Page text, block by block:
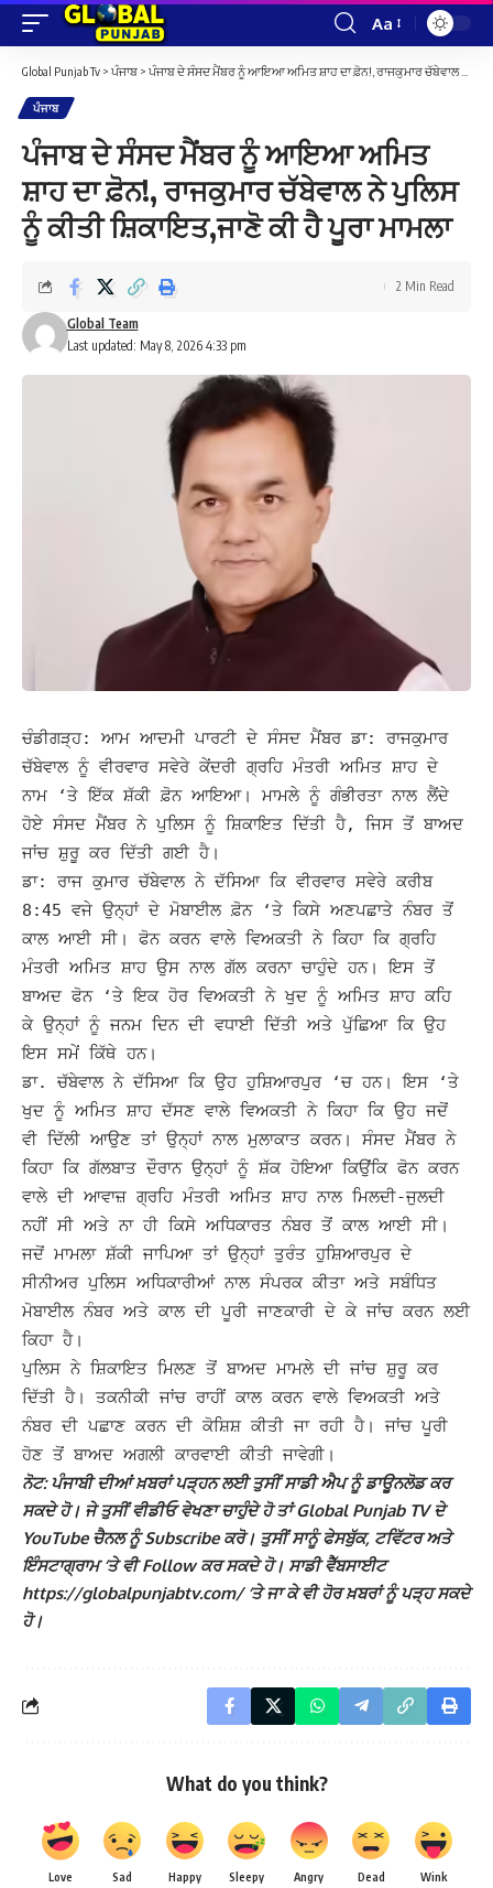
Font
Aa
Global Punjab Tv > ਪੰਜਾਬ > ਪੰਜਾਬ ਦੇ ਸੰਸਦ ਮੈਂਬਰ ਨੂੰ ਆਇਆ ਅਮਿਤ ਸ਼ਾਹ ਦਾ ਫ਼ੋਨ!, ਰਾਜਕੁਮਾਰ ਚੱਬੇਵਾਲ ਨੇ ਪੁਲਿਸ ਨੂੰ ਕੀਤੀ ਸ਼ਿਕਾਇਤ,ਜਾਣੋ ਕੀ ਹੈ ਪੂਰਾ ਮਾਮਲਾ
ਪੰਜਾਬ
ਪੰਜਾਬ ਦੇ ਸੰਸਦ ਮੈਂਬਰ ਨੂੰ ਆਇਆ ਅਮਿਤ
ਸ਼ਾਹ ਦਾ ਫ਼ੋਨ!, ਰਾਜਕੁਮਾਰ ਚੱਬੇਵਾਲ ਨੇ ਪੁਲਿਸ
ਨੂੰ ਕੀਤੀ ਸ਼ਿਕਾਇਤ,ਜਾਣੋ ਕੀ ਹੈ ਪੂਰਾ ਮਾਮਲਾ
Last updated: May 8, 2026 4:33 pm
Global Team
2 Min Read
ਚੰਡੀਗੜ੍ਹ: ਆਮ ਆਦਮੀ ਪਾਰਟੀ ਦੇ ਸੰਸਦ ਮੈਂਬਰ ਡਾ: ਰਾਜਕੁਮਾਰ
ਚੱਬੇਵਾਲ ਨੂੰ ਵੀਰਵਾਰ ਸਵੇਰੇ ਕੇਂਦਰੀ ਗ੍ਰਹਿ ਮੰਤਰੀ ਅਮਿਤ ਸ਼ਾਹ ਦੇ
ਨਾਮ ‘ਤੇ ਇੱਕ ਸ਼ੱਕੀ ਫ਼ੋਨ ਆਇਆ। ਮਾਮਲੇ ਨੂੰ ਗੰਭੀਰਤਾ ਨਾਲ ਲੈਂਦੇ
ਹੋਏ ਸੰਸਦ ਮੈਂਬਰ ਨੇ ਪੁਲਿਸ ਨੂੰ ਸ਼ਿਕਾਇਤ ਦਿੱਤੀ ਹੈ, ਜਿਸ ਤੋਂ ਬਾਅਦ
ਜਾਂਚ ਸ਼ੁਰੂ ਕਰ ਦਿੱਤੀ ਗਈ ਹੈ।
ਡਾ: ਰਾਜ ਕੁਮਾਰ ਚੱਬੇਵਾਲ ਨੇ ਦੱਸਿਆ ਕਿ ਵੀਰਵਾਰ ਸਵੇਰੇ ਕਰੀਬ
8:45 ਵਜੇ ਉਨ੍ਹਾਂ ਦੇ ਮੋਬਾਈਲ ਫ਼ੋਨ ‘ਤੇ ਕਿਸੇ ਅਣਪਛਾਤੇ ਨੰਬਰ ਤੋਂ
ਕਾਲ ਆਈ ਸੀ। ਫੋਨ ਕਰਨ ਵਾਲੇ ਵਿਅਕਤੀ ਨੇ ਕਿਹਾ ਕਿ ਗ੍ਰਹਿ
ਮੰਤਰੀ ਅਮਿਤ ਸ਼ਾਹ ਉਸ ਨਾਲ ਗੱਲ ਕਰਨਾ ਚਾਹੁੰਦੇ ਹਨ। ਇਸ ਤੋਂ
ਬਾਅਦ ਫੋਨ ‘ਤੇ ਇਕ ਹੋਰ ਵਿਅਕਤੀ ਨੇ ਖੁਦ ਨੂੰ ਅਮਿਤ ਸ਼ਾਹ ਕਹਿ
ਕੇ ਉਨ੍ਹਾਂ ਨੂੰ ਜਨਮ ਦਿਨ ਦੀ ਵਧਾਈ ਦਿੱਤੀ ਅਤੇ ਪੁੱਛਿਆ ਕਿ ਉਹ
ਇਸ ਸਮੇਂ ਕਿੱਥੇ ਹਨ।
ਡਾ. ਚੱਬੇਵਾਲ ਨੇ ਦੱਸਿਆ ਕਿ ਉਹ ਹੁਸ਼ਿਆਰਪੁਰ ‘ਚ ਹਨ।ਇਸ ‘ਤੇ
ਖੁਦ ਨੂੰ ਅਮਿਤ ਸ਼ਾਹ ਦੱਸਣ ਵਾਲੇ ਵਿਅਕਤੀ ਨੇ ਕਿਹਾ ਕਿ ਉਹ ਜਦੋਂ
ਵੀ ਦਿੱਲੀ ਆਉਣ ਤਾਂ ਉਨ੍ਹਾਂ ਨਾਲ ਮੁਲਾਕਾਤ ਕਰਨ। ਸੰਸਦ ਮੈਂਬਰ ਨੇ
ਕਿਹਾ ਕਿ ਗੱਲਬਾਤ ਦੌਰਾਨ ਉਨ੍ਹਾਂ ਨੂੰ ਸ਼ੱਕ ਹੋਇਆ ਕਿਉਂਕਿ ਫੋਨ ਕਰਨ
ਵਾਲੇ ਦੀ ਆਵਾਜ਼ ਗ੍ਰਹਿ ਮੰਤਰੀ ਅਮਿਤ ਸ਼ਾਹ ਨਾਲ ਮਿਲਦੀ-ਜੁਲਦੀ
ਨਹੀਂ ਸੀ ਅਤੇ ਨਾ ਹੀ ਕਿਸੇ ਅਧਿਕਾਰਤ ਨੰਬਰ ਤੋਂ ਕਾਲ ਆਈ ਸੀ।
ਜਦੋਂ ਮਾਮਲਾ ਸ਼ੱਕੀ ਜਾਪਿਆ ਤਾਂ ਉਨ੍ਹਾਂ ਤੁਰੰਤ ਹੁਸ਼ਿਆਰਪੁਰ ਦੇ
ਸੀਨੀਅਰ ਪੁਲਿਸ ਅਧਿਕਾਰੀਆਂ ਨਾਲ ਸੰਪਰਕ ਕੀਤਾ ਅਤੇ ਸਬੰਧਿਤ
ਮੋਬਾਈਲ ਨੰਬਰ ਅਤੇ ਕਾਲ ਦੀ ਪੂਰੀ ਜਾਣਕਾਰੀ ਦੇ ਕੇ ਜਾਂਚ ਕਰਨ ਲਈ
ਕਿਹਾ ਹੈ।
ਪੁਲਿਸ ਨੇ ਸ਼ਿਕਾਇਤ ਮਿਲਣ ਤੋਂ ਬਾਅਦ ਮਾਮਲੇ ਦੀ ਜਾਂਚ ਸ਼ੁਰੂ ਕਰ
ਦਿੱਤੀ ਹੈ। ਤਕਨੀਕੀ ਜਾਂਚ ਰਾਹੀਂ ਕਾਲ ਕਰਨ ਵਾਲੇ ਵਿਅਕਤੀ ਅਤੇ
ਨੰਬਰ ਦੀ ਪਛਾਣ ਕਰਨ ਦੀ ਕੋਸ਼ਿਸ਼ ਕੀਤੀ ਜਾ ਰਹੀ ਹੈ। ਜਾਂਚ ਪੂਰੀ
ਹੋਣ ਤੋਂ ਬਾਅਦ ਅਗਲੀ ਕਾਰਵਾਈ ਕੀਤੀ ਜਾਵੇਗੀ।
ਨੋਟ: ਪੰਜਾਬੀ ਦੀਆਂ ਖ਼ਬਰਾਂ ਪੜ੍ਹਨ ਲਈ ਤੁਸੀਂ ਸਾਡੀ ਐਪ ਨੂੰ ਡਾਊਨਲੋਡ ਕਰ
ਸਕਦੇ ਹੋ। ਜੇ ਤੁਸੀਂ ਵੀਡੀਓ ਵੇਖਣਾ ਚਾਹੁੰਦੇ ਹੋ ਤਾਂ Global Punjab TV ਦੇ
YouTube ਚੈਨਲ ਨੂੰ Subscribe ਕਰੋ। ਤੁਸੀਂ ਸਾਨੂੰ ਫੇਸਬੁੱਕ, ਟਵਿੱਟਰ ਅਤੇ
ਇੰਸਟਾਗ੍ਰਾਮ ‘ਤੇ ਵੀ Follow ਕਰ ਸਕਦੇ ਹੋ। ਸਾਡੀ ਵੈੱਬਸਾਈਟ
https://globalpunjabtv.com/ ‘ਤੇ ਜਾ ਕੇ ਵੀ ਹੋਰ ਖ਼ਬਰਾਂ ਨੂੰ ਪੜ੍ਹ ਸਕਦੇ
ਹੋ।
What do you think?
Love Sad Happy Sleepy Angry Dead Wink